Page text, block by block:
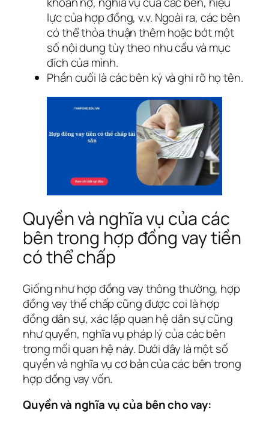
lực của hợp đồng, v.v. Ngoài ra, các bên
có thể thỏa thuận thêm hoặc bớt một
số nội dung tùy theo nhu cầu và mục
đích của mình.
Phần cuối là các bên ký và ghi rõ họ tên.
Quyền và nghĩa vụ của các
bên trong hợp đồng vay tiền
có thể chấp
Giống như hợp đồng vay thông thường, hợp
đồng vay thế chấp cũng được coi là hợp
đồng dân sự, xác lập quan hệ dân sự cũng
như quyền, nghĩa vụ pháp lý của các bên
trong mối quan hệ này. Dưới đây là một số
quyền và nghĩa vụ cơ bản của các bên trong
hợp đồng vay vốn.
Quyền và nghĩa vụ của bên cho vay: